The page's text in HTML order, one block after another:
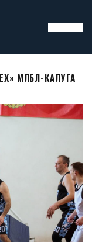
МЛБЛ-КАЛУГА